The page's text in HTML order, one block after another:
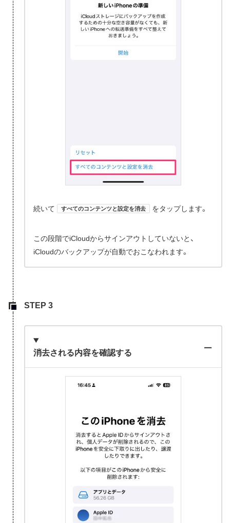
続いて すべてのコンテンツと設定を消去 をタップします。
この段階でiCloudからサインアウトしていないと、
iCloudのバックアップが自動でおこなわれます。
消去される内容を確認する